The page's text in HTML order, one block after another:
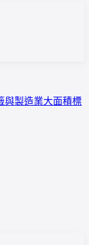
與製造業大面積標